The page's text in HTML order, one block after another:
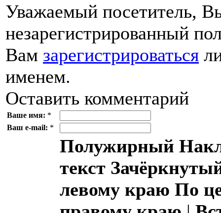
Уважаемый посетитель,
незарегистрированный
Вам зарегистрироваться
именем.
Оставить комментарий
Ваше имя: *
Ваш e-mail: *
Полужирный
текст
левому краю По